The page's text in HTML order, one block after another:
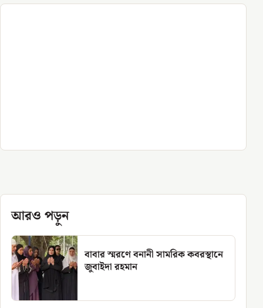
আরও পড়ুন
বাবার স্মরণে বনানী সামরিক কবরস্থানে
জুবাইদা রহমান